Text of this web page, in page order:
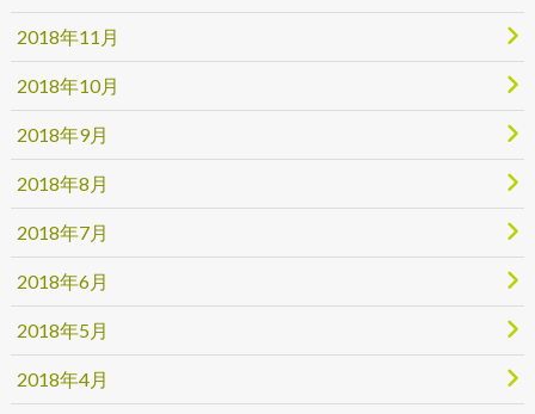
2018年11月
2018年10月
2018年9月
2018年8月
2018年7月
2018年6月
2018年5月
2018年4月